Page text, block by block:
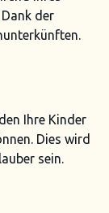
der
Ihre Kinder
Dies wird
sein.